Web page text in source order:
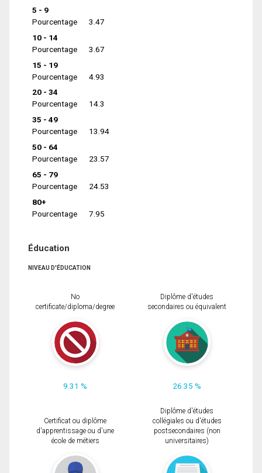
5 - 9
Pourcentage
3.47
10 - 14
Pourcentage
3.67
15 - 19
Pourcentage
4.93
20 - 34
Pourcentage
14.3
35 - 49
Pourcentage
13.94
50 - 64
Pourcentage
23.57
65 - 79
Pourcentage
24.53
80+
Pourcentage
7.95
Éducation
NIVEAU D'ÉDUCATION
No
certificate/diploma/degree
9.31 %
Diplôme d'études
secondaires ou équivalent
26.35 %
Certificat ou diplôme
d'apprentissage ou d'une
école de métiers
Diplôme d'études
collégiales ou d'études
postsecondaires (non
universitaires)